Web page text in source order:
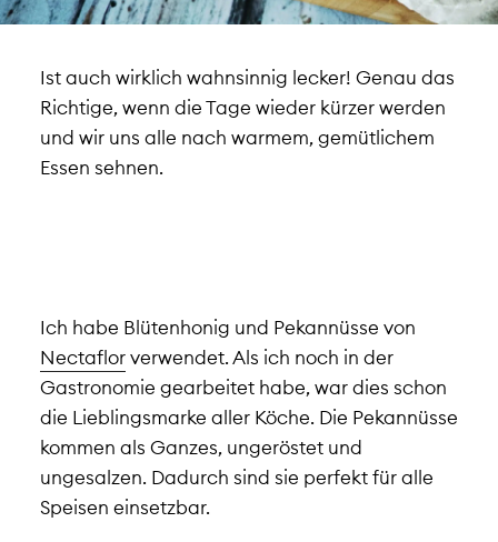
Ist auch wirklich wahnsinnig lecker! Genau das
Richtige, wenn die Tage wieder kürzer werden
und wir uns alle nach warmem, gemütlichem
Essen sehnen.
Ich habe Blütenhonig und Pekannüsse von
Nectaflorverwendet. Als ich noch in der
Gastronomie gearbeitet habe, war dies schon
die Lieblingsmarke aller Köche. Die Pekannüsse
kommen als Ganzes, ungeröstet und
ungesalzen. Dadurch sind sie perfekt für alle
Speisen einsetzbar.